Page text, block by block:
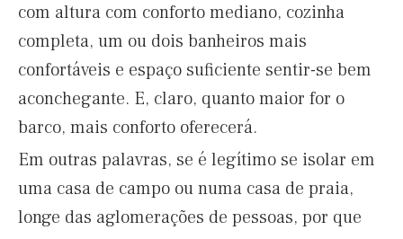
com altura com conforto mediano, cozinha
completa, um ou dois banheiros mais
confortáveis e espaço suficiente sentir-se bem
aconchegante. E, claro, quanto maior for o
barco, mais conforto oferecerá.
Em outras palavras, se é legítimo se isolar em
uma casa de campo ou numa casa de praia,
longe das aglomerações de pessoas, por que